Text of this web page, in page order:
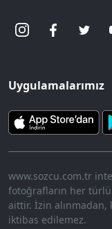
Uygulamalarımız
www.sozcu.com.tr
fotoğrafların her türlü
aittir. İzin
iktibas edilemez.